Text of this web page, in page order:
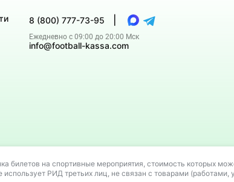
8 (800) 777-73-95
Ежедневно с 09:00 до 20:00 Мск
info@football-kassa.com
лиц, не связан с товарами (работами,
билетов на спортивные мероприятия, стоимость которых
использует РИД третьих лиц, не связан с товарами